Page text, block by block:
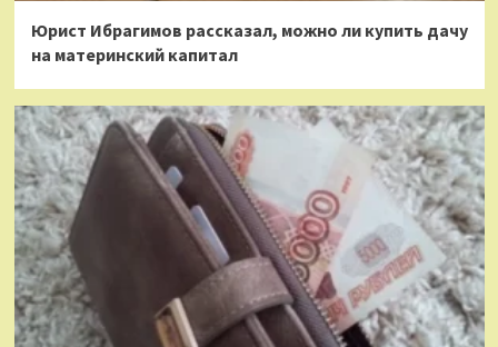
Юрист Ибрагимов рассказал, можно ли купить дачу
на материнский капитал